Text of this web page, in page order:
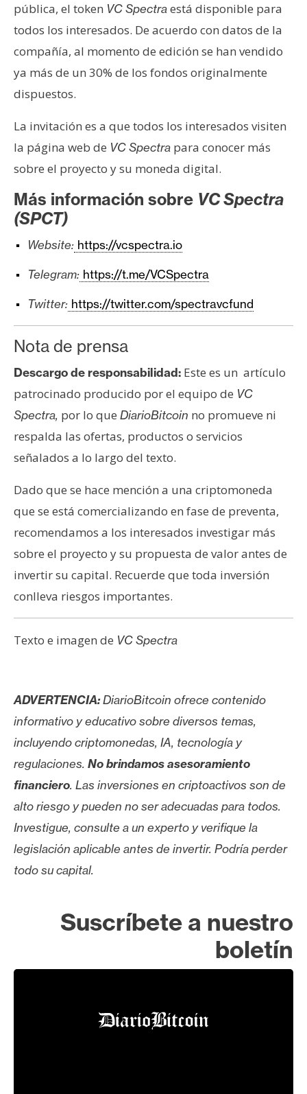
pública, el token VC Spectraestá disponible para
todos los interesados. De acuerdo con datos de la
compañía, al momento de edición se han vendido
ya más de un 30% de los fondos originalmente
dispuestos.
La invitación es a que todos los interesados visiten
la página web de VC Spectra para conocer más
sobre el proyecto y su moneda digital.
Más información sobre VC Spectra
(SPCT)
Website: https://vcspectra.io
Telegram: https://t.me/VCSpectra
Twitter: https://twitter.com/spectravcfund
Nota de prensa
Descargo de responsabilidad: Este es un artículo
patrocinado producido por el equipo de VC
Spectra, por lo que DiarioBitcoin no promueve ni
respalda las ofertas, productos o servicios
señalados a lo largo del texto.
Dado que se hace mención a una criptomoneda
que se está comercializando en fase de preventa,
recomendamos a los interesados investigar más
sobre el proyecto y su propuesta de valor antes de
invertir su capital. Recuerde que toda inversión
conlleva riesgos importantes.
Texto e imagen de VC Spectra
ADVERTENCIA:DiarioBitcoin ofrece contenido
informativo y educativo sobre diversos temas,
incluyendo criptomonedas, IA, tecnología y
regulaciones. No brindamos asesoramiento
financiero. Las inversiones en criptoactivos son de
alto riesgo y pueden no ser adecuadas para todos.
Investigue, consulte a un experto y verifique la
legislación aplicable antes de invertir. Podría perder
todo su capital.
Suscríbete a nuestro
boletín